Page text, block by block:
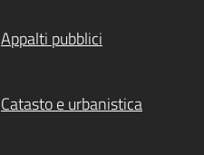
Appalti pubblici
Catasto e urbanistica